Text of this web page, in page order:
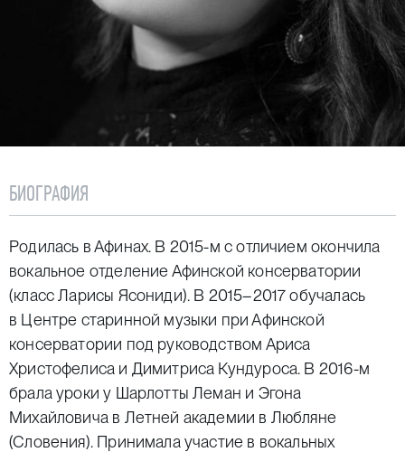
БИОГРАФИЯ
Родилась в Афинах. В 2015-м с отличием окончила
вокальное отделение Афинской консерватории
(класс Ларисы Ясониди). В 2015–2017 обучалась
в Центре старинной музыки при Афинской
консерватории под руководством Ариса
Христофелиса и Димитриса Кундуроса. В 2016-м
брала уроки у Шарлотты Леман и Эгона
Михайловича в Летней академии в Любляне
(Словения). Принимала участие в вокальных